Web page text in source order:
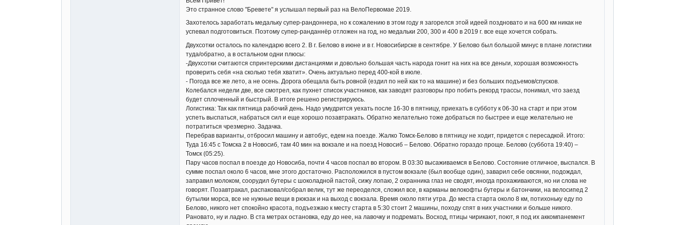
Это странное слово "Бревете" я услышал первый раз на ВелоПервомае 2019.
Захотелось заработать медальку супер-рандоннера, но к сожалению в этом году я загорелся этой идеей поздновато и на 600 км никак не
успевал подготовиться. Поэтому супер-ранданнёр отложен на год, но медальки 200, 300 и 400 в 2019 г. все еще хочется собрать.
Двухсотки осталось по календарю всего 2. В г. Белово в июне и в г. Новосибирске в сентябре. У Белово был большой минус в плане логистики
туда/обратно, а в остальном одни плюсы:
-Двухсотки считаются спринтерскими дистанциями и довольно большая часть народа гонит на них на все деньги, хорошая возможность
проверить себя «на сколько тебя хватит». Очень актуально перед 400-кой в июле.
- Погода все же лето, а не осень. Дорога обещала быть ровной (ездил по ней как то на машине) и без больших подъемов/спусков.
Колебался недели две, все смотрел, как пухнет список участников, как заводят разговоры про побить рекорд трассы, понимал, что заезд
будет сплоченный и быстрый. В итоге решено регистрируюсь.
Логистика: Так как пятница рабочий день. Надо умудрится уехать после 16-30 в пятницу, приехать в субботу к 06-30 на старт и при этом
успеть выспаться, набраться сил и еще хорошо позавтракать. Обратно желательно тоже добраться по быстрее и еще желательно не
потратиться чрезмерно. Задачка.
Перебрав варианты, отбросил машину и автобус, едем на поезде. Жалко Томск-Белово в пятницу не ходит, придется с пересадкой. Итого:
Туда 16:45 c Томска 2 в Новосиб, там 40 мин на вокзале и на поезд Новосиб – Белово. Обратно гораздо проще. Белово (суббота 19:40) –
Томск (05:25).
Пару часов поспал в поезде до Новосиба, почти 4 часов поспал во втором. В 03:30 высаживаемся в Белово. Состояние отличное, выспался. В
сумме поспал около 6 часов, мне этого достаточно. Расположился в пустом вокзале (был вообще один), заварил себе овсянки, подождал,
заправил молоком, соорудил бутеры с шоколадной пастой, сижу лопаю, 2 охранника глаз не сводят, иногда прохаживаются, но ни слова не
говорят. Позавтракал, распаковал/собрал велик, тут же переоделся, сложил все, в карманы велокофты бутеры и батончики, на велосипед 2
бутылки морса, все не нужные вещи в рюкзак и на выход с вокзала. Время около пяти утра. До места старта около 8 км, потихоньку еду по
Белово, никого нет спокойно красота, подъезжаю к месту старта в 5:30 стоит 2 машины, походу спят в них участники и больше никого.
Рановато, ну и ладно. В ста метрах остановка, еду до нее, на лавочку и подремать. Восход, птицы чирикают, поют, я под их аккомпанемент